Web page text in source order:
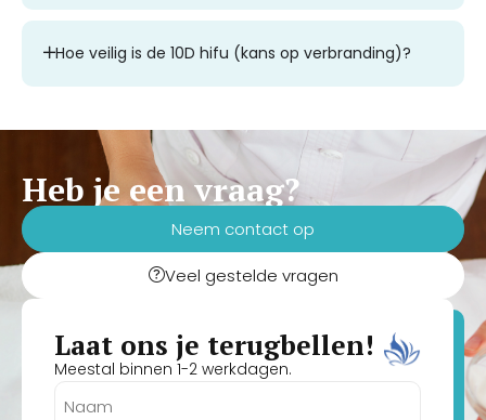
Hoe veilig is de 10D hifu (kans op verbranding)?
Heb je een vraag?
Neem contact op
Veel gestelde vragen
Laat ons je terugbellen!
Meestal binnen 1-2 werkdagen.